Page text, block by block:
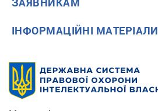
ІНФОРМАЦІЙНІ МАТЕРІАЛИ